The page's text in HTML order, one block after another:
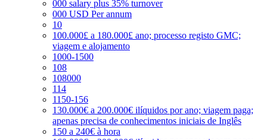
000 salary plus 35% turnover
000 USD Per annum
10
100.000£ a 180.000£ ano; processo registo GMC;
viagem e alojamento
1000-1500
108
108000
114
1150-156
130.000€ a 200.000€ ilíquidos por ano; viagem paga;
apenas precisa de conhecimentos iniciais de Inglês
150 a 240€ à hora